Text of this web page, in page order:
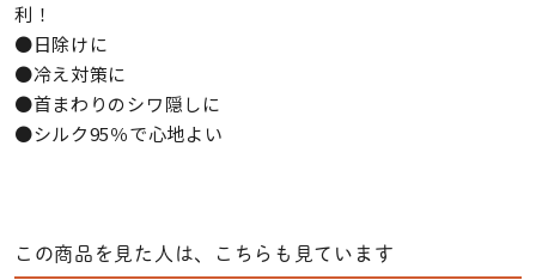
利！
●日除けに
●冷え対策に
●首まわりのシワ隠しに
●シルク95％で心地よい
この商品を見た人は、こちらも見ています